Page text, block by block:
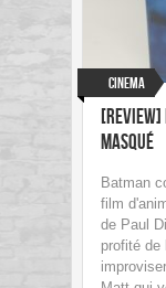
Cinema
Masqué
Batman
film
de Paul
profité de